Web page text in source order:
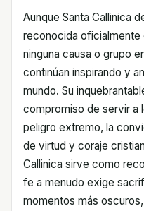
Aunque Santa Callinica
reconocida oficialmente
ninguna causa o grupo
continúan inspirando y
mundo. Su
compromiso de servir a
peligro extremo, la
de virtud y coraje
Callinica sirve como
fe a menudo exige
momentos más